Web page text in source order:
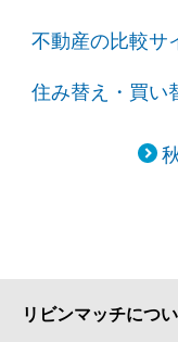
不動産の比較サ
住み替え・買い
リビンマッチにつ